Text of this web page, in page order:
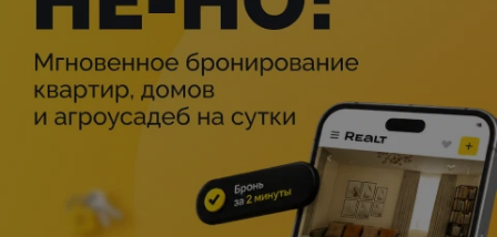
Даша Герман — примадонна белорусского стендапа,
харизматичная девушка белорусской комедии, актриса
кино и сериалов. Вас ждет комедия, выражающая
любовь к себе с особенным стилем. И это точно станет
украшением любого вечера. Эксцентричный и
остроумный юмор, жизненные ситуации, в которых
узнаёшь себя, комедия для всех возрастов и полов —
всё это про StandUp-концерт Даши Герман!
Для Вашего комфорта просим приходить минимум за 30